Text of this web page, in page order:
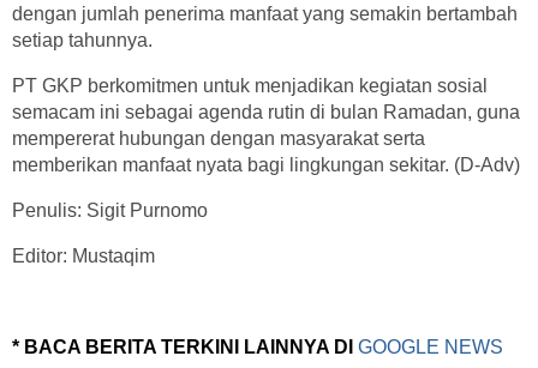
dengan jumlah penerima manfaat yang semakin bertambah
setiap tahunnya.
PT GKP berkomitmen untuk menjadikan kegiatan sosial
semacam ini sebagai agenda rutin di bulan Ramadan, guna
mempererat hubungan dengan masyarakat serta
memberikan manfaat nyata bagi lingkungan sekitar. (D-Adv)
Penulis: Sigit Purnomo
Editor: Mustaqim
* BACA BERITA TERKINI LAINNYA DI GOOGLE NEWS